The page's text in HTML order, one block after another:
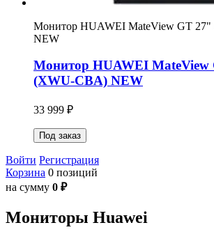
Монитор HUAWEI MateView GT
NEW
Монитор HUAWEI MateView
(XWU-CBA) NEW
33 999 ₽
Под заказ
Войти Регистрация
Корзина 0 позиций
на сумму 0 ₽
Мониторы Huawei